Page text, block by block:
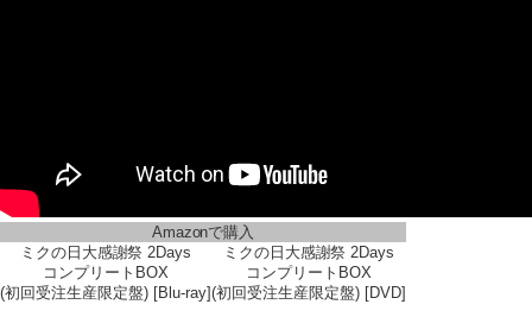
Amazonで購入
ミクの日大感謝祭 2Days
コンプリートBOX
(初回受注生産限定盤) [Blu-ray]
ミクの日大感謝祭 2Days
コンプリートBOX
(初回受注生産限定盤) [DVD]